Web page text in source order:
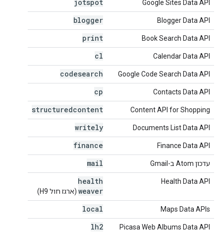
Google Sites Data API
jotspot
Blogger Data API
blogger
Book Search Data API
print
Calendar Data API
cl
Google Code Search Data API
codesearch
Contacts Data API
cp
Content API for Shopping
structuredcontent
Documents List Data API
writely
Finance Data API
finance
עדכון Atom ב-Gmail mail
Health Data API
health
weaver (ארגז חול H9)
Maps Data APIs
local
Picasa Web Albums Data API
lh2